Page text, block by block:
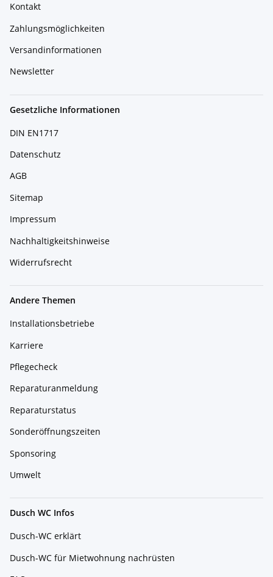
Kontakt
Zahlungsmöglichkeiten
Versandinformationen
Newsletter
Gesetzliche Informationen
DIN EN1717
Datenschutz
AGB
Sitemap
Impressum
Nachhaltigkeitshinweise
Widerrufsrecht
Andere Themen
Installationsbetriebe
Karriere
Pflegecheck
Reparaturanmeldung
Reparaturstatus
Sonderöffnungszeiten
Sponsoring
Umwelt
Dusch WC Infos
Dusch-WC erklärt
Dusch-WC für Mietwohnung nachrüsten